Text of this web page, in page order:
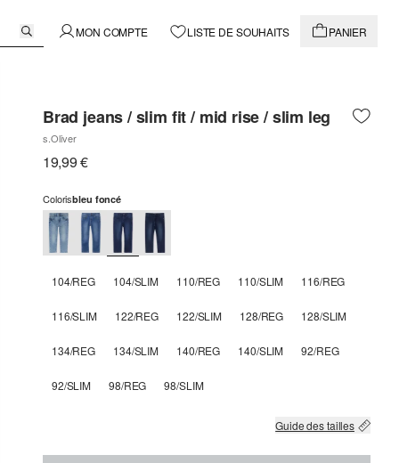
MON COMPTE LISTE DE SOUHAITS PANIER
Brad jeans / slim fit / mid rise / slim leg
s.Oliver
19,99 €
Colorisbleu foncé
104/REG 104/SLIM 110/REG 110/SLIM 116/REG
116/SLIM 122/REG 122/SLIM 128/REG 128/SLIM
134/REG 134/SLIM 140/REG 140/SLIM 92/REG
92/SLIM 98/REG 98/SLIM
Guide des tailles